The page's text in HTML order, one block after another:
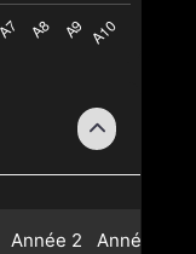
Année 2 Année